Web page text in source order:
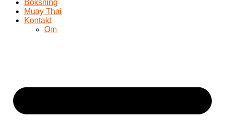
Boksning
Muay Thai
Kontakt
Om